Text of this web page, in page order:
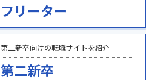
フリーター
第二新卒向けの転職サイトを紹介
第二新卒